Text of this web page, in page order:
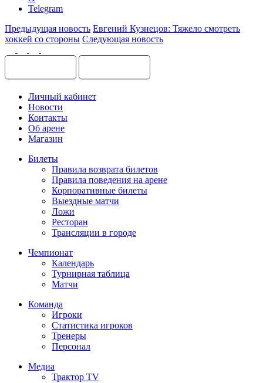
Telegram
Предыдущая новость Евгений Кузнецов: Тяжело смотреть
хоккей со стороны Следующая новость
Личный кабинет
Новости
Контакты
Об арене
Магазин
Билеты
Правила возврата билетов
Правила поведения на арене
Корпоративные билеты
Выездные матчи
Ложи
Ресторан
Трансляции в городе
Чемпионат
Календарь
Турнирная таблица
Матчи
Команда
Игроки
Статистика игроков
Тренеры
Персонал
Медиа
Трактор TV